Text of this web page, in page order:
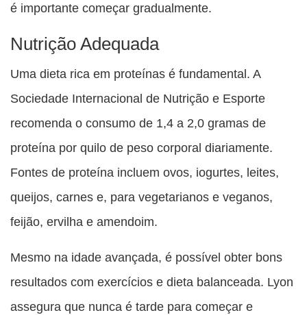
é importante começar gradualmente.
Nutrição Adequada
Uma dieta rica em proteínas é fundamental. A
Sociedade Internacional de Nutrição e Esporte
recomenda o consumo de 1,4 a 2,0 gramas de
proteína por quilo de peso corporal diariamente.
Fontes de proteína incluem ovos, iogurtes, leites,
queijos, carnes e, para vegetarianos e veganos,
feijão, ervilha e amendoim.
Mesmo na idade avançada, é possível obter bons
resultados com exercícios e dieta balanceada. Lyon
assegura que nunca é tarde para começar e